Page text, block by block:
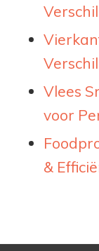
Vlees
voor
&